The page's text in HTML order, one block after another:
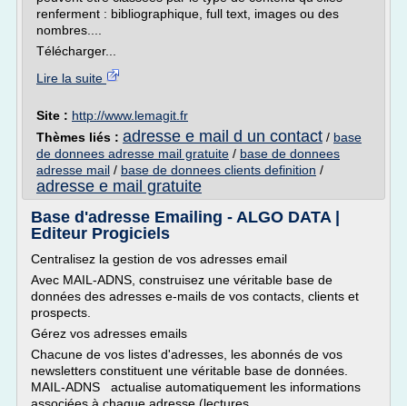
renferment : bibliographique, full text, images ou des
nombres....
Télécharger...
Lire la suite
Site : http://www.lemagit.fr
Thèmes liés : adresse e mail d un contact / base
de donnees adresse mail gratuite / base de donnees
adresse mail / base de donnees clients definition /
adresse e mail gratuite
Base d'adresse Emailing - ALGO DATA |
Editeur Progiciels
Centralisez la gestion de vos adresses email
Avec MAIL-ADNS, construisez une véritable base de
données des adresses e-mails de vos contacts, clients et
prospects.
Gérez vos adresses emails
Chacune de vos listes d'adresses, les abonnés de vos
newsletters constituent une véritable base de données.
MAIL-ADNS actualise automatiquement les informations